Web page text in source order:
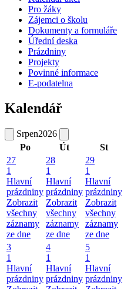
Pro žáky
Zájemci o školu
Dokumenty a formuláře
Úřední deska
Prázdniny
Projekty
Povinné informace
E-podatelna
Kalendář
Srpen2026
Po
Út St
27
1
Hlavní
prázdniny
Zobrazit
všechny
záznamy
ze dne
28
1
Hlavní
prázdniny
Zobrazit
všechny
záznamy
ze dne
29
1
Hlavní
prázdniny
Zobrazit
všechny
záznamy
ze dne
3
1
Hlavní
prázdniny
4
1
Hlavní
prázdniny
5
1
Hlavní
prázdniny